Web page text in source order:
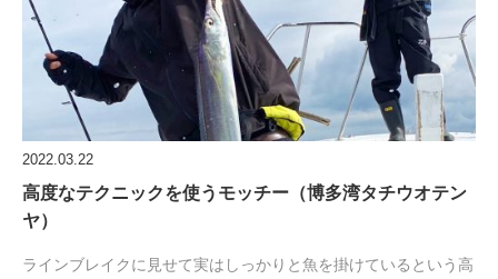
2022.03.22
高度なテクニックを使うモッチー（博多湾タチウオテン
ヤ）
ラインブレイクに見せて実はしっかりと魚を掛けているという高